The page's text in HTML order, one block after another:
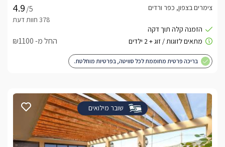
/5
צימרים בצפון, כפר ורדים
החל מ- ₪1100
בריכה פרטית מחוממת לכל סוויטה, בפרטיות מוחלטת.
שובר מילואים